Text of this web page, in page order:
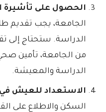
الحصول على تأشيرة
الجامعة، يجب تقديم
الدراسة. ستحتاج إلى
من الجامعة، تأمين
الدراسة والمعيشة.
الاستعداد للعيش في
السكن والاطلاع على